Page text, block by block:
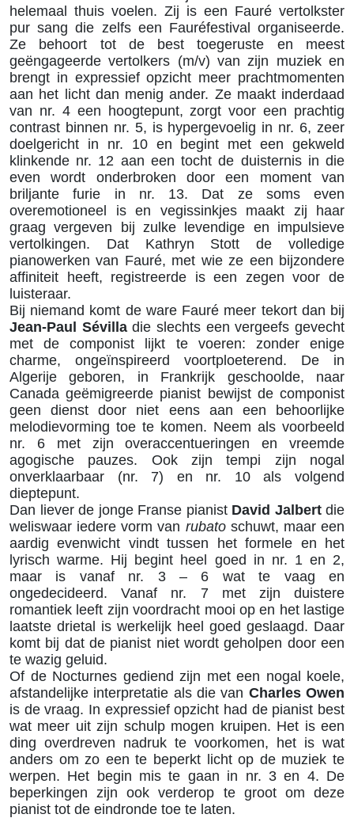
helemaal thuis voelen. Zij is een Fauré vertolkster
pur sang die zelfs een Fauréfestival organiseerde.
Ze behoort tot de best toegeruste en meest
geëngageerde vertolkers (m/v) van zijn muziek en
brengt in expressief opzicht meer prachtmomenten
aan het licht dan menig ander. Ze maakt inderdaad
van nr. 4 een hoogtepunt, zorgt voor een prachtig
contrast binnen nr. 5, is hypergevoelig in nr. 6, zeer
doelgericht in nr. 10 en begint met een gekweld
klinkende nr. 12 aan een tocht de duisternis in die
even wordt onderbroken door een moment van
briljante furie in nr. 13. Dat ze soms even
overemotioneel is en vegissinkjes maakt zij haar
graag vergeven bij zulke levendige en impulsieve
vertolkingen. Dat Kathryn Stott de volledige
pianowerken van Fauré, met wie ze een bijzondere
affiniteit heeft, registreerde is een zegen voor de
luisteraar.
Bij niemand komt de ware Fauré meer tekort dan bij
Jean-Paul Sévilladie slechts een vergeefs gevecht
met de componist lijkt te voeren: zonder enige
charme, ongeïnspireerd voortploeterend. De in
Algerije geboren, in Frankrijk geschoolde, naar
Canada geëmigreerde pianist bewijst de componist
geen dienst door niet eens aan een behoorlijke
melodievorming toe te komen. Neem als voorbeeld
nr. 6 met zijn overaccentueringen en vreemde
agogische pauzes. Ook zijn tempi zijn nogal
onverklaarbaar (nr. 7) en nr. 10 als volgend
dieptepunt.
Dan liever de jonge Franse pianist David Jalbertdie
weliswaar iedere vorm van rubato schuwt, maar een
aardig evenwicht vindt tussen het formele en het
lyrisch warme. Hij begint heel goed in nr. 1 en 2,
maar is vanaf nr. 3 – 6 wat te vaag en
ongedecideerd. Vanaf nr. 7 met zijn duistere
romantiek leeft zijn voordracht mooi op en het lastige
laatste drietal is werkelijk heel goed geslaagd. Daar
komt bij dat de pianist niet wordt geholpen door een
te wazig geluid.
Of de Nocturnes gediend zijn met een nogal koele,
afstandelijke interpretatie als die van Charles Owen
is de vraag. In expressief opzicht had de pianist best
wat meer uit zijn schulp mogen kruipen. Het is een
ding overdreven nadruk te voorkomen, het is wat
anders om zo een te beperkt licht op de muziek te
werpen. Het begin mis te gaan in nr. 3 en 4. De
beperkingen zijn ook verderop te groot om deze
pianist tot de eindronde toe te laten.